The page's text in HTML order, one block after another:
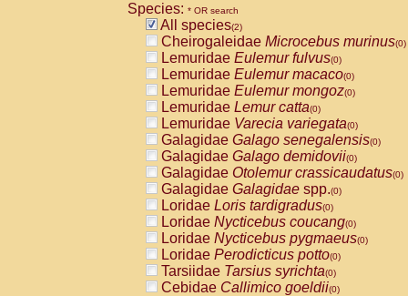
Species: * OR search
All species(2)
Cheirogaleidae Microcebus murinus(0)
Lemuridae Eulemur fulvus(0)
Lemuridae Eulemur macaco(0)
Lemuridae Eulemur mongoz(0)
Lemuridae Lemur catta(0)
Lemuridae Varecia variegata(0)
Galagidae Galago senegalensis(0)
Galagidae Galago demidovii(0)
Galagidae Otolemur crassicaudatus(0)
Galagidae Galagidae spp.(0)
Loridae Loris tardigradus(0)
Loridae Nycticebus coucang(0)
Loridae Nycticebus pygmaeus(0)
Loridae Perodicticus potto(0)
Tarsiidae Tarsius syrichta(0)
Cebidae Callimico goeldii(0)